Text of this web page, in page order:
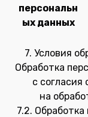
персональн
ых данных
7. Условия
Обработка
с согласия
на
7.2.